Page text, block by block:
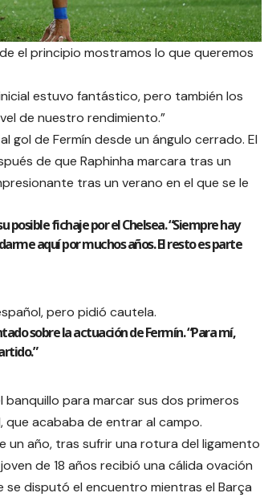
el principio mostramos lo que queremos
estuvo fantástico, pero también los
de nuestro rendimiento.”
gol de Fermín desde un ángulo cerrado. El
de que Raphinha marcara tras un
tras un verano en el que se le
posible fichaje por el Chelsea. “Siempre hay
aquí por muchos años. El resto es parte
pero pidió cautela.
sobre la actuación de Fermín. “Para mí,
para marcar sus dos primeros
que acababa de entrar al campo.
un año, tras sufrir una rotura del ligamento
de 18 años recibió una cálida ovación
disputó el encuentro mientras el Barça